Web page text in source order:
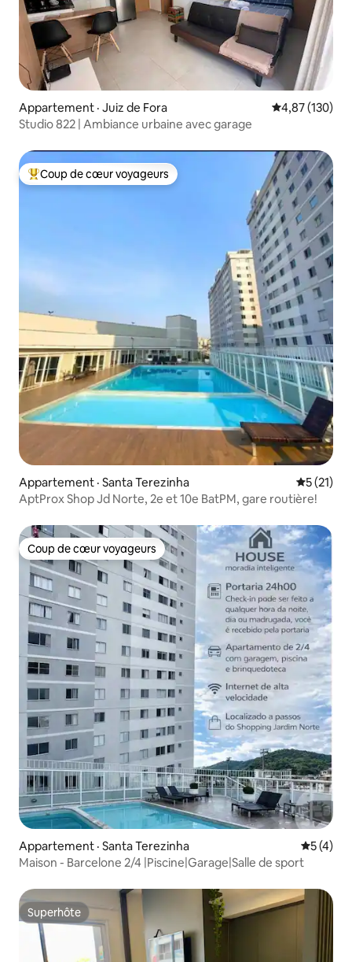
Appartement · Juiz de Fora Note
4,87 (130)
Studio 822 | Ambiance urbaine avec garage
Coup de cœur voyageurs parmi les plus aimés
Coup de cœur voyageurs
Appartement · Santa Terezinha Note
5 (21)
AptProx Shop Jd Norte, 2e et 10e BatPM, gare routière!
Coup de cœur voyageurs
Coup de cœur voyageurs
Appartement · Santa Terezinha Note
5 (4)
Maison - Barcelone 2/4 |Piscine|Garage|Salle de sport
Superhôte
Superhôte